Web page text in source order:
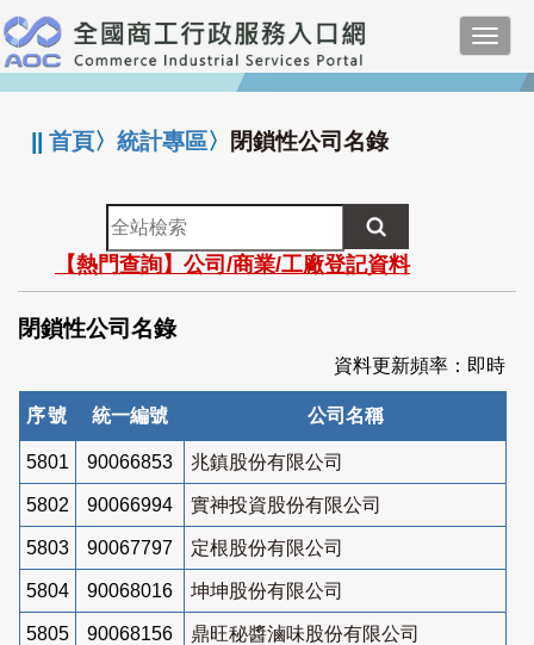
跳
到
主
要
:::
||首頁〉統計專區〉 閉鎖性公司名錄
全
站
檢
索
【熱門查詢】公司/商業/工廠登記資料
閉鎖性公司名錄
資料更新頻率：即時
序號 統一編號 公司名稱
5801 90066853 兆鎮股份有限公司
5802 90066994 實神投資股份有限公司
5803 90067797 定根股份有限公司
5804 90068016 坤坤股份有限公司
5805 90068156 鼎旺秘醬滷味股份有限公司